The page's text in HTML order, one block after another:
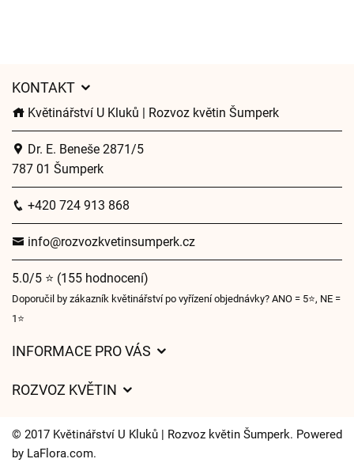
KONTAKT
Květinářství U Kluků | Rozvoz květin Šumperk
Dr. E. Beneše 2871/5
787 01 Šumperk
+420 724 913 868
info@rozvozkvetinsumperk.cz
5.0/5 ⭐ (155 hodnocení)
Doporučil by zákazník květinářství po vyřízení objednávky? ANO = 5⭐, NE =
1⭐
INFORMACE PRO VÁS
Často kladené dotazy
Časy doručení květin – přehled možností
ROZVOZ KVĚTIN
Kam doručujeme květiny
© 2017 Květinářství U Kluků | Rozvoz květin Šumperk. Powered
by LaFlora.com.